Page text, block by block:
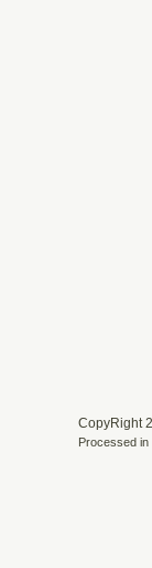
CopyRight
Processed in